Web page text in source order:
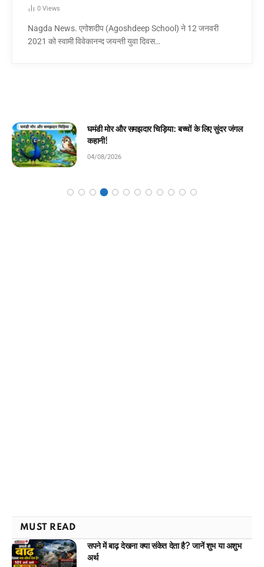
0 Views
Nagda News. एगोशदीप (Agoshdeep School) ने 12 जनवरी
2021 को स्वामी विवेकानन्द जयन्ती युवा दिवस…
घमंडी मोर और समझदार चिड़िया: बच्चों के लिए सुंदर जंगल
कहानी!
04/08/2026
MUST READ
सपने में बाढ़ देखना क्या संकेत देता है? जानें शुभ या अशुभ
अर्थ